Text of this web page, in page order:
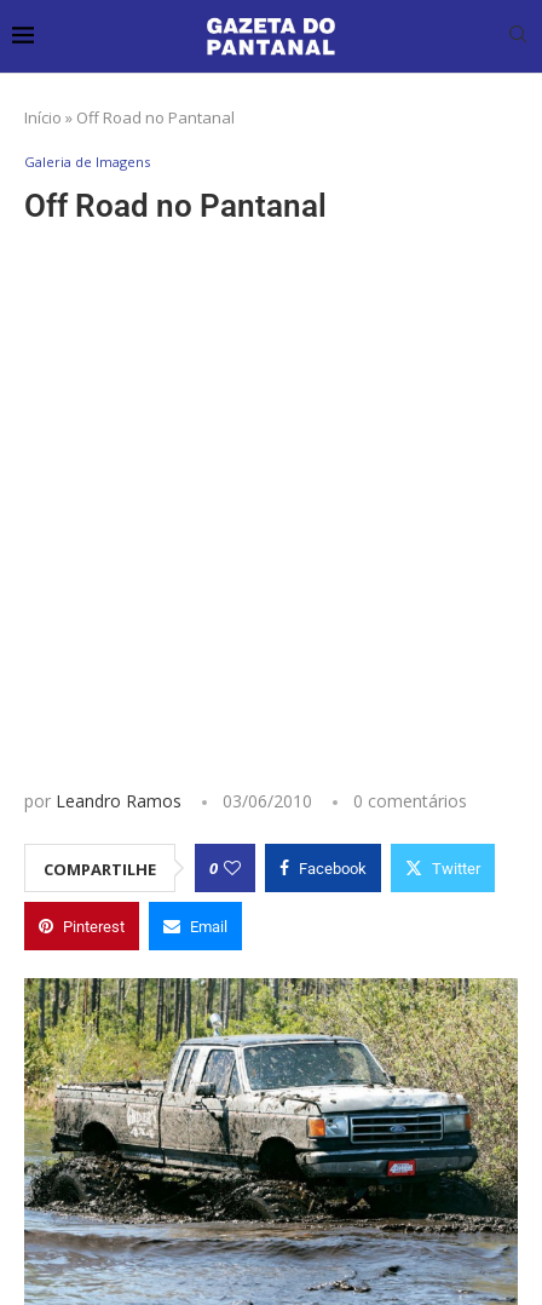
Início » Off Road no Pantanal
Galeria de Imagens
Off Road no Pantanal
por Leandro Ramos 03/06/2010 0 comentários
COMPARTILHE 0 Facebook Twitter
Pinterest Email